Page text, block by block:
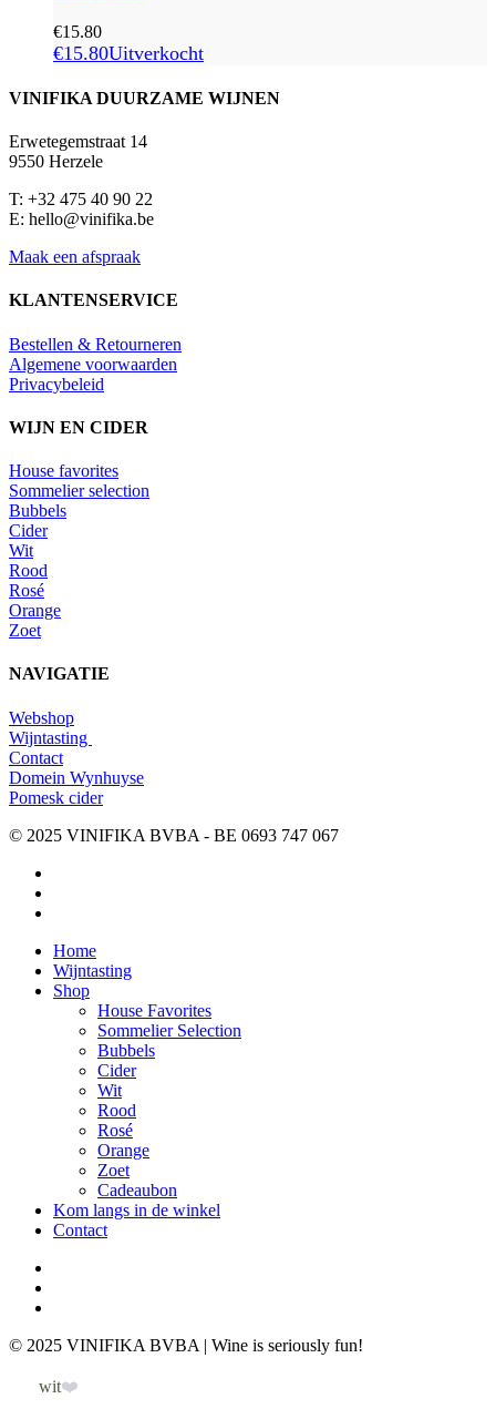
€15.80
€15.80Uitverkocht
VINIFIKA DUURZAME WIJNEN
Erwetegemstraat 14
9550 Herzele
T: +32 475 40 90 22
E: hello@vinifika.be
Maak een afspraak
KLANTENSERVICE
Bestellen & Retourneren
Algemene voorwaarden
Privacybeleid
WIJN EN CIDER
House favorites
Sommelier selection
Bubbels
Cider
Wit
Rood
Rosé
Orange
Zoet
NAVIGATIE
Webshop
Wijntasting
Contact
Domein Wynhuyse
Pomesk cider
© 2025 VINIFIKA BVBA - BE 0693 747 067
Close
Menu
Home
Wijntasting
Shop
House Favorites
Sommelier Selection
Bubbels
Cider
Wit
Rood
Rosé
Orange
Zoet
Cadeaubon
Kom langs in de winkel
Contact
© 2025 VINIFIKA BVBA | Wine is seriously fun!
wit❤️